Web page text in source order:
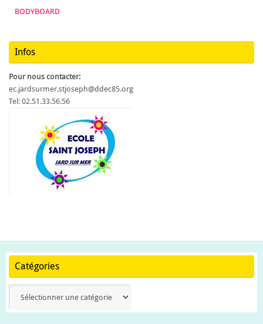
BODYBOARD
Infos
Pour nous contacter:
ec.jardsurmer.stjoseph@ddec85.org
Tel: 02.51.33.56.56
Catégories